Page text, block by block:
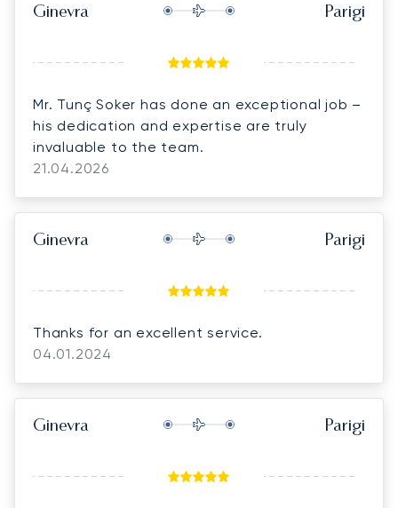
Ginevra Parigi
Mr. Tunç Soker has done an exceptional job –
his dedication and expertise are truly
invaluable to the team.
21.04.2026
Ginevra Parigi
Thanks for an excellent service.
04.01.2024
Ginevra Parigi